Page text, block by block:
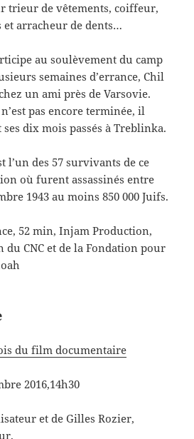
trieur de vêtements, coiffeur,
et arracheur de dents…
au soulèvement du camp
semaines d’errance, Chil
un ami près de Varsovie.
pas encore terminée, il
dix mois passés à Treblinka.
l’un des 57 survivants de ce
où furent assassinés entre
1943 au moins 850 000 Juifs.
52 min, Injam Production,
du CNC et de la Fondation pour
du film documentaire
2016,14h30
et de Gilles Rozier,